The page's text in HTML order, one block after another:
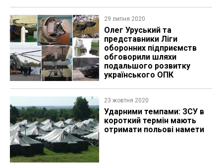
29 липня 2020
Олег Уруський та
представники Ліги
оборонних підприємств
обговорили шляхи
подальшого розвитку
українського ОПК
23 жовтня 2020
​Ударними темпами: ЗСУ в
короткий термін мають
отримати польові намети​